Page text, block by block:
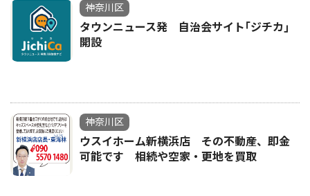
神奈川区
タウンニュース発 自治会サイト｢ジチカ｣
開設
神奈川区
ウスイホーム新横浜店 その不動産、即金
可能です 相続や空家・更地を買取